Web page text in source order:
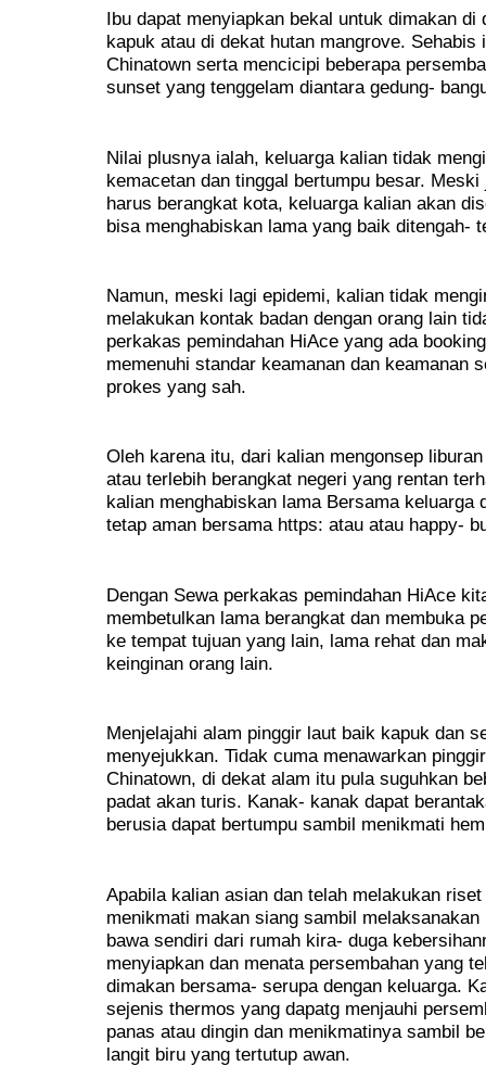
Ibu dapat menyiapkan bekal untuk dimakan
kapuk atau di dekat hutan mangrove. Sehabis
Chinatown serta mencicipi beberapa
sunset yang tenggelam diantara gedung-
Nilai plusnya ialah, keluarga kalian tidak
kemacetan dan tinggal bertumpu besar.
harus berangkat kota, keluarga kalian akan
bisa menghabiskan lama yang baik ditengah-
Namun, meski lagi epidemi, kalian tidak
melakukan kontak badan dengan orang lain
perkakas pemindahan HiAce yang ada
memenuhi standar keamanan dan keamanan
prokes yang sah.
Oleh karena itu, dari kalian mengonsep
atau terlebih berangkat negeri yang rentan
kalian menghabiskan lama Bersama keluarga
tetap aman bersama https: atau atau happy-
Dengan Sewa perkakas pemindahan HiAce
membetulkan lama berangkat dan membuka
ke tempat tujuan yang lain, lama rehat dan
keinginan orang lain.
Menjelajahi alam pinggir laut baik kapuk dan
menyejukkan. Tidak cuma menawarkan
Chinatown, di dekat alam itu pula suguhkan
padat akan turis. Kanak- kanak dapat
berusia dapat bertumpu sambil menikmati
Apabila kalian asian dan telah melakukan
menikmati makan siang sambil
bawa sendiri dari rumah kira- duga
menyiapkan dan menata persembahan yang
dimakan bersama- serupa dengan keluarga.
sejenis thermos yang dapatg menjauhi
panas atau dingin dan menikmatinya sambil
langit biru yang tertutup awan.